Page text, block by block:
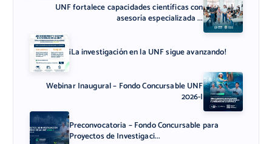
UNF fortalece capacidades científicas con
asesoría especializada ...
¡La investigación en la UNF sigue avanzando!
Webinar Inaugural – Fondo Concursable UNF
2026-I
Preconvocatoria – Fondo Concursable para
Proyectos de Investigaci...